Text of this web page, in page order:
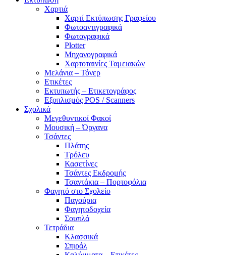
Χαρτιά
Χαρτί Εκτύπωσης Γραφείου
Φωτοαντιγραφικά
Φωτογραφικά
Plotter
Μηχανογραφικά
Χαρτοταινίες Ταμειακών
Μελάνια – Τόνερ
Ετικέτες
Εκτυπωτής – Ετικετογράφος
Εξοπλισμός POS / Scanners
Σχολικά
Μεγεθυντικοί Φακοί
Μουσική – Όργανα
Τσάντες
Πλάτης
Τρόλευ
Κασετίνες
Τσάντες Εκδρομής
Τσαντάκια – Πορτοφόλια
Φαγητό στο Σχολείο
Παγούρια
Φαγητοδοχεία
Σουπλά
Τετράδια
Κλασσικά
Σπιράλ